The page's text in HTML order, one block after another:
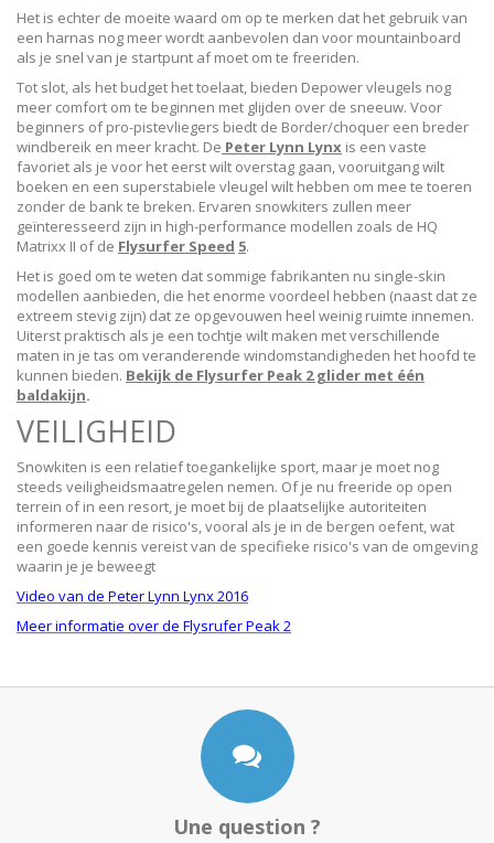
Het is echter de moeite waard om op te merken dat het gebruik van
een harnas nog meer wordt aanbevolen dan voor mountainboard
als je snel van je startpunt af moet om te freeriden.
Tot slot, als het budget het toelaat, bieden Depower vleugels nog
meer comfort om te beginnen met glijden over de sneeuw. Voor
beginners of pro-pistevliegers biedt de Border/choquer een breder
windbereik en meer kracht. De Peter Lynn Lynx is een vaste
favoriet als je voor het eerst wilt overstag gaan, vooruitgang wilt
boeken en een superstabiele vleugel wilt hebben om mee te toeren
zonder de bank te breken. Ervaren snowkiters zullen meer
geïnteresseerd zijn in high-performance modellen zoals de HQ
Matrixx II of de Flysurfer Speed 5.
Het is goed om te weten dat sommige fabrikanten nu single-skin
modellen aanbieden, die het enorme voordeel hebben (naast dat ze
extreem stevig zijn) dat ze opgevouwen heel weinig ruimte innemen.
Uiterst praktisch als je een tochtje wilt maken met verschillende
maten in je tas om veranderende windomstandigheden het hoofd te
kunnen bieden. Bekijk de Flysurfer Peak 2 glider met één
baldakijn.
VEILIGHEID
Snowkiten is een relatief toegankelijke sport, maar je moet nog
steeds veiligheidsmaatregelen nemen. Of je nu freeride op open
terrein of in een resort, je moet bij de plaatselijke autoriteiten
informeren naar de risico's, vooral als je in de bergen oefent, wat
een goede kennis vereist van de specifieke risico's van de omgeving
waarin je je beweegt
Video van de Peter Lynn Lynx 2016
Meer informatie over de Flysrufer Peak 2
Une question ?